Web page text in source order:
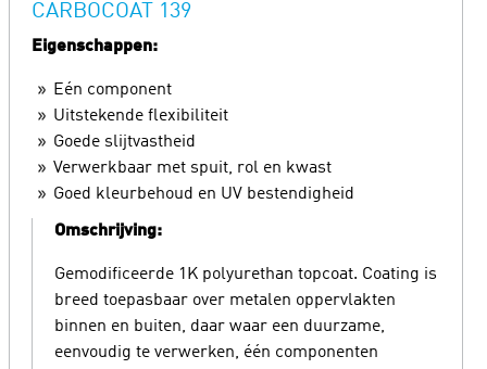
CARBOCOAT 139
Eigenschappen:
Eén component
Uitstekende flexibiliteit
Goede slijtvastheid
Verwerkbaar met spuit, rol en kwast
Goed kleurbehoud en UV bestendigheid
Omschrijving:
Gemodificeerde 1K polyurethan topcoat. Coating is
breed toepasbaar over metalen oppervlakten
binnen en buiten, daar waar een duurzame,
eenvoudig te verwerken, één componenten